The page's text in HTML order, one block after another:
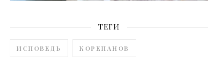
ТЕГИ
ИСПОВЕДЬ КОРЕПАНОВ